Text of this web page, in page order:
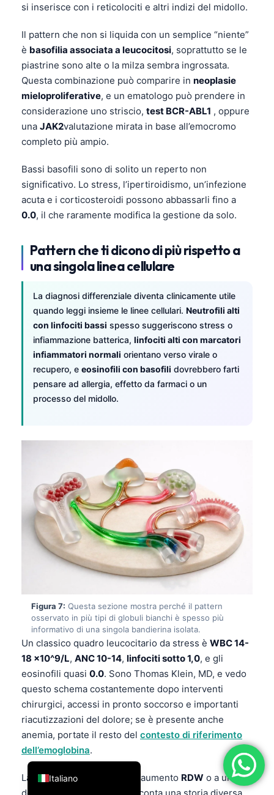
si inserisce con i reticolociti e altri indizi del midollo.
Il pattern che non si liquida con un semplice “niente”
è basofilia associata a leucocitosi, soprattutto se le
piastrine sono alte o la milza sembra ingrossata.
Questa combinazione può comparire in neoplasie
mieloproliferative, e un ematologo può prendere in
considerazione uno striscio, test BCR-ABL1 , oppure
una JAK2valutazione mirata in base all’emocromo
completo più ampio.
Bassi basofili sono di solito un reperto non
significativo. Lo stress, l’ipertiroidismo, un’infezione
acuta e i corticosteroidi possono abbassarli fino a
0.0, il che raramente modifica la gestione da solo.
Pattern che ti dicono di più rispetto a
una singola linea cellulare
La diagnosi differenziale diventa clinicamente utile
quando leggi insieme le linee cellulari. Neutrofili alti
con linfociti bassi spesso suggeriscono stress o
infiammazione batterica, linfociti alti con marcatori
infiammatori normali orientano verso virale o
recupero, e eosinofili con basofili dovrebbero farti
pensare ad allergia, effetto da farmaci o un
processo del midollo.
Figura 7: Questa sezione mostra perché il pattern
osservato in più tipi di globuli bianchi è spesso più
informativo di una singola bandierina isolata.
Un classico quadro leucocitario da stress è WBC 14-
18 x10^9/L, ANC 10-14, linfociti sotto 1,0, e gli
eosinofili quasi 0.0. Sono Thomas Klein, MD, e vedo
questo schema costantemente dopo interventi
chirurgici, accessi in pronto soccorso e importanti
riacutizzazioni del dolore; se è presente anche
anemia, portate il resto del contesto di riferimento
dell’emoglobina.
La monocitosi accanto a un aumento RDW o a un calo
dell’emoglobina spesso racconta una storia diversa.
Italiano
English
Deutsch
العربية
עִבְרִית
Español
Português
Ελληνικά
简体中文
فارسی
Български
Dansk
Nederlands
Íslenska
Српски језик
Svenska
Bosanski
Azərbaycan dili
Eesti
日本語
Čeština
Русский
Polski
Slovenščina
Magyar
Shqip
বাংলা
اردو
मराठी
తెలుగు